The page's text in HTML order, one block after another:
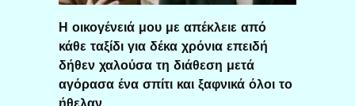
Η οικογένειά μου με απέκλειε από
κάθε ταξίδι για δέκα χρόνια επειδή
δήθεν χαλούσα τη διάθεση μετά
αγόρασα ένα σπίτι και ξαφνικά όλοι το
ήθελαν